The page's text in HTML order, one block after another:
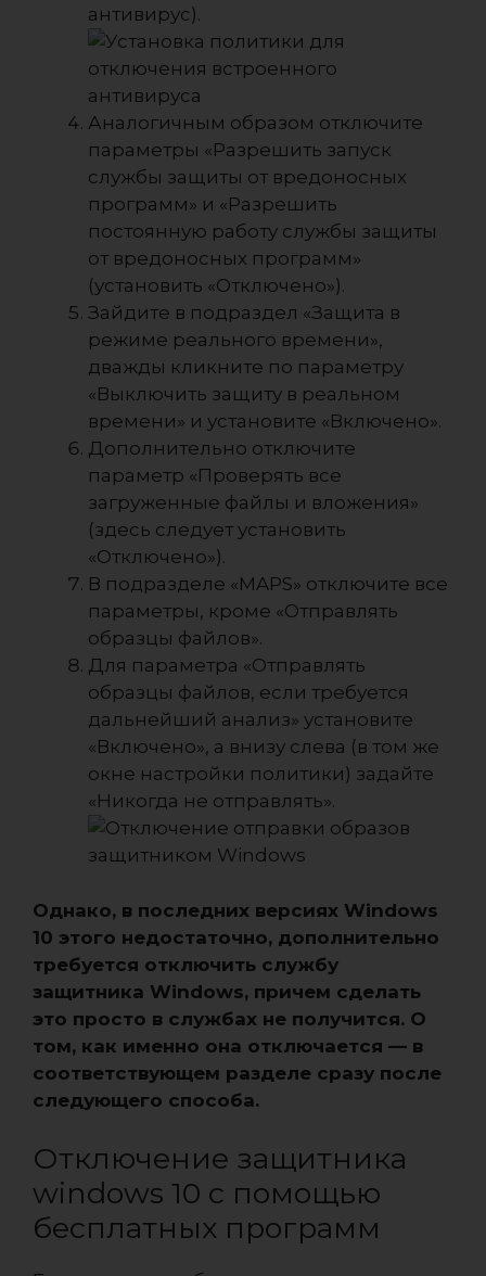
антивирус).
Аналогичным образом отключите
параметры «Разрешить запуск
службы защиты от вредоносных
программ» и «Разрешить
постоянную работу службы защиты
от вредоносных программ»
(установить «Отключено»).
Зайдите в подраздел «Защита в
режиме реального времени»,
дважды кликните по параметру
«Выключить защиту в реальном
времени» и установите «Включено».
Дополнительно отключите
параметр «Проверять все
загруженные файлы и вложения»
(здесь следует установить
«Отключено»).
В подразделе «MAPS» отключите все
параметры, кроме «Отправлять
образцы файлов».
Для параметра «Отправлять
образцы файлов, если требуется
дальнейший анализ» установите
«Включено», а внизу слева (в том же
окне настройки политики) задайте
«Никогда не отправлять».
Однако, в последних версиях Windows
10 этого недостаточно, дополнительно
требуется отключить службу
защитника Windows, причем сделать
это просто в службах не получится. О
том, как именно она отключается — в
соответствующем разделе сразу после
следующего способа.
Отключение защитника
windows 10 с помощью
бесплатных программ